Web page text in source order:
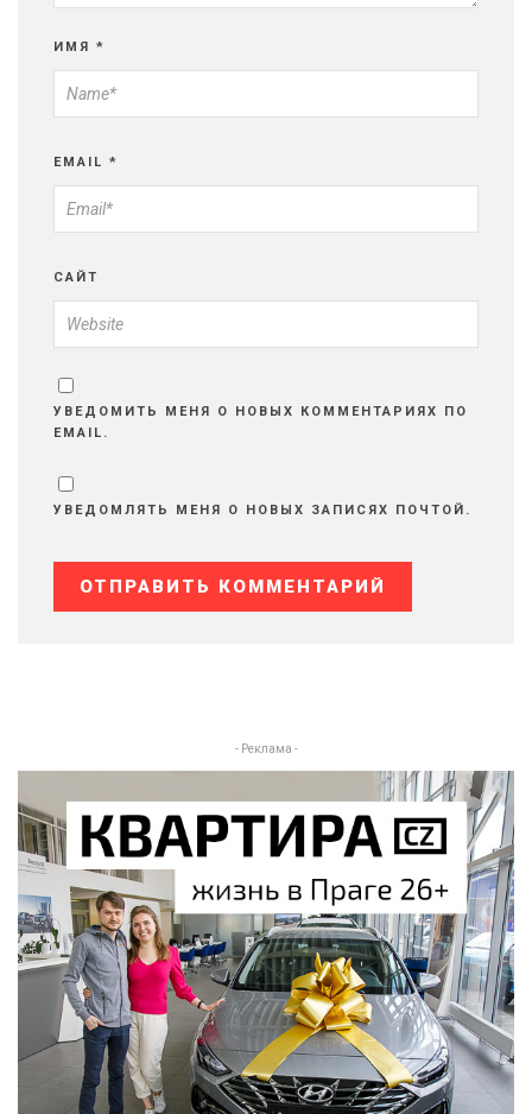
ИМЯ *
EMAIL *
САЙТ
УВЕДОМИТЬ МЕНЯ О НОВЫХ КОММЕНТАРИЯХ ПО
EMAIL.
УВЕДОМЛЯТЬ МЕНЯ О НОВЫХ ЗАПИСЯХ ПОЧТОЙ.
- Реклама -